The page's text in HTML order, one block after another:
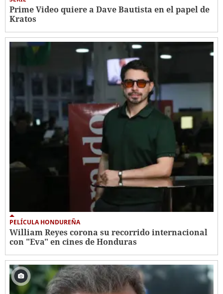
Prime Video quiere a Dave Bautista en el papel de
Kratos
PELÍCULA HONDUREÑA
William Reyes corona su recorrido internacional
con "Eva" en cines de Honduras